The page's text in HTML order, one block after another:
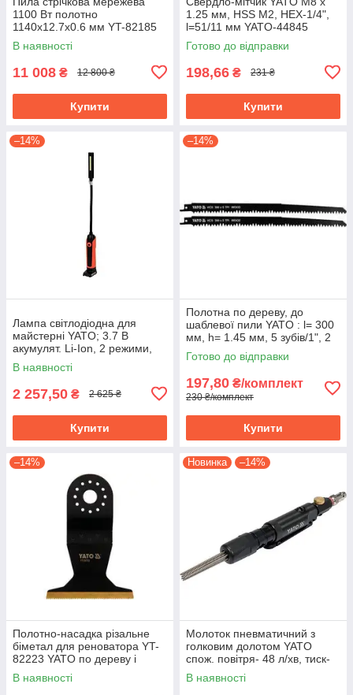
1100 Вт полотно
1140х12.7х0.6 мм YT-82185
В наявності
11 008 ₴ 12 800 ₴
Купити
1.25 мм, HSS М2, HEX-1/4",
l=51/11 мм YATO-44845
Готово до відправки
198,66 ₴ 231 ₴
Купити
–14%
Лампа світлодіодна для
майстерні YATO; 3.7 В
акумулят. Li-Ion, 2 режими,
зарядний USB пристрій YT-
08527
В наявності
2 257,50 ₴ 2 625 ₴
Купити
–14%
Полотна по дереву, до
шаблевої пили YATO : l= 300
мм, h= 1.45 мм, 5 зубів/1", 2
шт. YT-33920
Готово до відправки
197,80 ₴/комплект
230 ₴/комплект
Купити
–14%
Полотно-насадка різальне
біметал для реноватора YT-
82223 YATO по дереву і
металу, l= 90 мм, w= 65 мм
В наявності
Новинка –14%
Молоток пневматичний з
голковим долотом YATO
спож. повітря- 48 л/хв, тиск-
6.3 Bar, 13 голок YT-09913
В наявності